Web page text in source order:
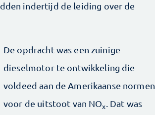
indertijd de leiding over de
De opdracht was een zuinige
dieselmotor te ontwikkeling die
voldeed aan de Amerikaanse normen
voor de uitstoot van NOx. Dat was